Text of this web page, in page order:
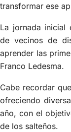
transformar ese
La jornada inicial
de vecinos de
aprender las
Franco Ledesma.
Cabe recordar
ofreciendo
año, con el
de los salteños.